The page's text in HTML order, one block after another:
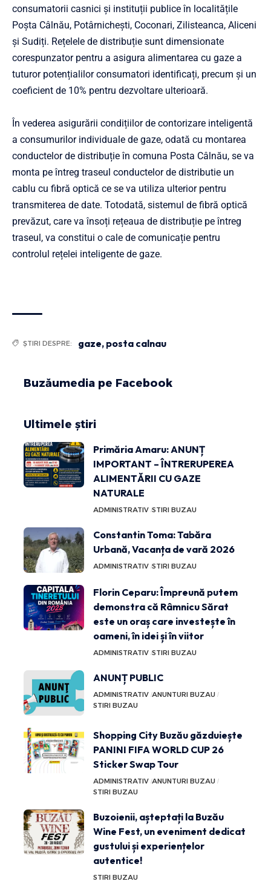
consumatorii casnici și instituții publice în localitățile
Poșta Câlnău, Potârnichești, Coconari, Zilisteanca, Aliceni
și Sudiți. Rețelele de distribuție sunt dimensionate
corespunzator pentru a asigura alimentarea cu gaze a
tuturor potențialilor consumatori identificați, precum și un
coeficient de 10% pentru dezvoltare ulterioară.
În vederea asigurării condițiilor de contorizare inteligentă
a consumurilor individuale de gaze, odată cu montarea
conductelor de distribuție în comuna Posta Câlnău, se va
monta pe întreg traseul conductelor de distributie un
cablu cu fibră optică ce se va utiliza ulterior pentru
transmiterea de date. Totodată, sistemul de fibră optică
prevăzut, care va însoți rețeaua de distribuție pe întreg
traseul, va constitui o cale de comunicație pentru
controlul rețelei inteligente de gaze.
ȘTIRI DESPRE: gaze, posta calnau
Buzăumedia pe Facebook
Ultimele știri
Primăria Amaru: ANUNȚ
IMPORTANT – ÎNTRERUPEREA
ALIMENTĂRII CU GAZE
NATURALE
ADMINISTRATIV STIRI BUZAU
Constantin Toma: Tabăra
Urbană, Vacanța de vară 2026
ADMINISTRATIV STIRI BUZAU
Florin Ceparu: Împreună putem
demonstra că Râmnicu Sărat
este un oraș care investește în
oameni, în idei și în viitor
ADMINISTRATIV STIRI BUZAU
ANUNȚ PUBLIC
ADMINISTRATIV ANUNTURI BUZAU
STIRI BUZAU
Shopping City Buzău găzduiește
PANINI FIFA WORLD CUP 26
Sticker Swap Tour
ADMINISTRATIV ANUNTURI BUZAU
STIRI BUZAU
Buzoienii, așteptați la Buzău
Wine Fest, un eveniment dedicat
gustului și experiențelor
autentice!
STIRI BUZAU